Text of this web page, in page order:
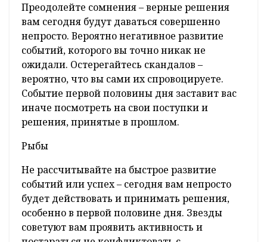
Преодолейте сомнения – верные решения
вам сегодня будут даваться совершенно
непросто. Вероятно негативное развитие
событий, которого вы точно никак не
ожидали. Остерегайтесь скандалов –
вероятно, что вы сами их спровоцируете.
Событие первой половины дня заставит вас
иначе посмотреть на свои поступки и
решения, принятые в прошлом.
Рыбы
Не рассчитывайте на быстрое развитие
событий или успех – сегодня вам непросто
будет действовать и принимать решения,
особенно в первой половине дня. Звезды
советуют вам проявить активность и